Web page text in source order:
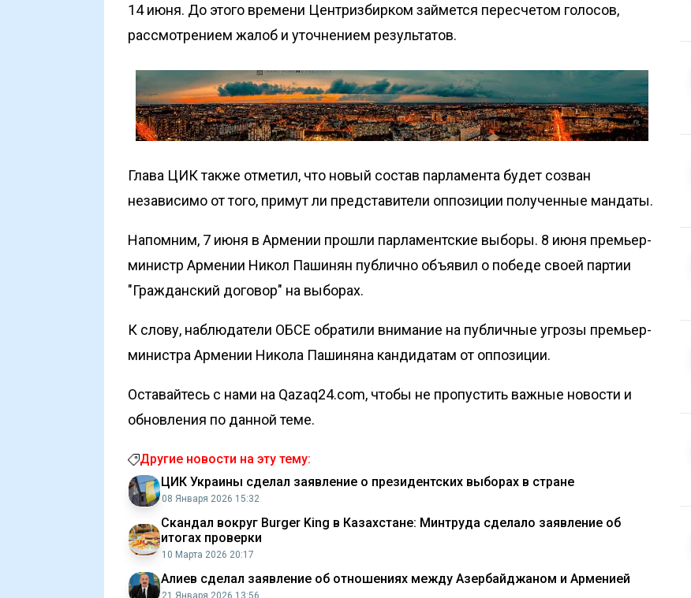
14 июня. До этого времени Центризбирком займется пересчетом голосов,
рассмотрением жалоб и уточнением результатов.
Глава ЦИК также отметил, что новый состав парламента будет созван
независимо от того, примут ли представители оппозиции полученные мандаты.
Напомним, 7 июня в Армении прошли парламентские выборы. 8 июня премьер-
министр Армении Никол Пашинян публично объявил о победе своей партии
"Гражданский договор" на выборах.
К слову, наблюдатели ОБСЕ обратили внимание на публичные угрозы премьер-
министра Армении Никола Пашиняна кандидатам от оппозиции.
Оставайтесь с нами на Qazaq24.com, чтобы не пропустить важные новости и
обновления по данной теме.
Другие новости на эту тему:
ЦИК Украины сделал заявление о президентских выборах в стране
08 Января 2026 15:32
Скандал вокруг Burger King в Казахстане: Минтруда сделало заявление об
итогах проверки
10 Марта 2026 20:17
Алиев сделал заявление об отношениях между Азербайджаном и Арменией
21 Января 2026 13:56